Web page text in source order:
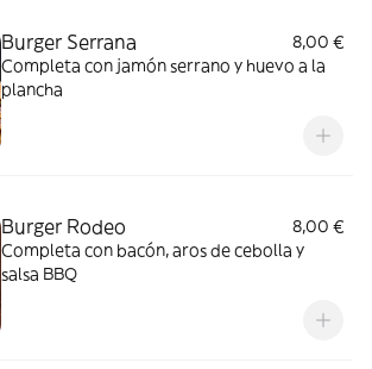
Burger Serrana
8,00 €
Completa con jamón serrano y huevo a la
plancha
Burger Rodeo
8,00 €
Completa con bacón, aros de cebolla y
salsa BBQ